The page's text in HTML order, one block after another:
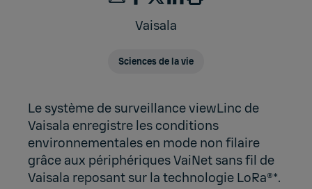
Vaisala
Sciences de la vie
Le système de surveillance viewLinc de
Vaisala enregistre les conditions
environnementales en mode non filaire
grâce aux périphériques VaiNet sans fil de
Vaisala reposant sur la technologie LoRa®*.